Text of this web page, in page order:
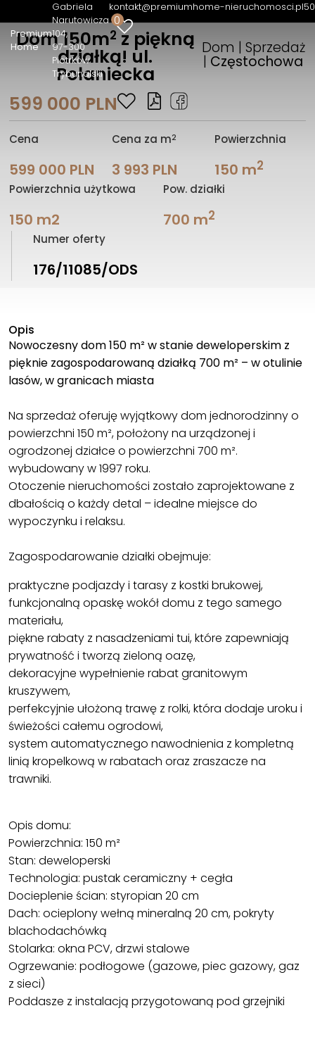
Premium
Home
Gabriela
Narutowicza
104
97-300
Piotrków
Trybunalski
kontakt@premiumhome-nieruchomosci.pl
0
Dom 150m2 z piękną
działką! ul.
Połaniecka
Dom | Sprzedaż
| Częstochowa
599 000 PLN
Cena
599 000 PLN
Cena za m2
3 993 PLN
Powierzchnia
150 m2
Powierzchnia użytkowa
150 m2
Pow. działki
700 m2
Numer oferty
176/11085/ODS
Opis
Nowoczesny dom 150 m² w stanie deweloperskim z
pięknie zagospodarowaną działką 700 m² – w otulinie
lasów, w granicach miasta
Na sprzedaż oferuję wyjątkowy dom jednorodzinny o
powierzchni 150 m², położony na urządzonej i
ogrodzonej działce o powierzchni 700 m².
wybudowany w 1997 roku.
Otoczenie nieruchomości zostało zaprojektowane z
dbałością o każdy detal – idealne miejsce do
wypoczynku i relaksu.
Zagospodarowanie działki obejmuje:
praktyczne podjazdy i tarasy z kostki brukowej,
funkcjonalną opaskę wokół domu z tego samego
materiału,
piękne rabaty z nasadzeniami tui, które zapewniają
prywatność i tworzą zieloną oazę,
dekoracyjne wypełnienie rabat granitowym
kruszywem,
perfekcyjnie ułożoną trawę z rolki, która dodaje uroku i
świeżości całemu ogrodowi,
system automatycznego nawodnienia z kompletną
linią kropelkową w rabatach oraz zraszacze na
trawniki.
Opis domu:
Powierzchnia: 150 m²
Stan: deweloperski
Technologia: pustak ceramiczny + cegła
Docieplenie ścian: styropian 20 cm
Dach: ocieplony wełną mineralną 20 cm, pokryty
blachodachówką
Stolarka: okna PCV, drzwi stalowe
Ogrzewanie: podłogowe (gazowe, piec gazowy, gaz
z sieci)
Poddasze z instalacją przygotowaną pod grzejniki